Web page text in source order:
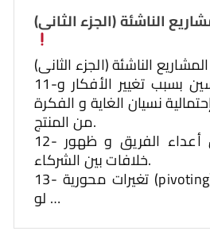
الناشئة (الجزء الثانى)
الناشئة (الجزء الثانى)
11-ضياع تركيز المؤسسين بسبب تغيير الأفكار و
نسيان الغاية و الفكرة
من المنتج.
12- مفيش توافق بين أعداء الفريق و ظهور
خلافات بين الشركاء.
13- تغيرات محورية (pivoting) أدت لنتائج وحشة،
لو …